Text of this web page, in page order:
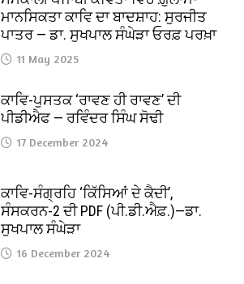
ਮਾਨਸਿਕਤਾ ਕਾਵਿ ਦਾ ਬਾਦਸ਼ਾਹ: ਸੁਰਜੀਤ
ਪਾਤਰ — ਡਾ. ਸੁਖਪਾਲ ਸੰਘੇੜਾ ਓਰਫ਼ ਪਰਖ਼ਾ
11 May 2025
ਕਾਵਿ-ਪੁਸਤਕ ‘ਰਾਵਣ ਹੀ ਰਾਵਣ’ ਦੀ
ਪੀਡੀਐਫ — ਰਵਿੰਦਰ ਸਿੰਘ ਸੋਢੀ
17 December 2024
ਕਾਵਿ-ਸੰਗ੍ਰਹਿ ‘ਕਿੱਸਿਆਂ ਦੇ ਕੈਦੀ’,
ਸੰਸਕਰਨ-2 ਦੀ PDF (ਪੀ.ਡੀ.ਐਫ਼.)—ਡਾ.
ਸੁਖਪਾਲ ਸੰਘੇੜਾ
16 December 2024